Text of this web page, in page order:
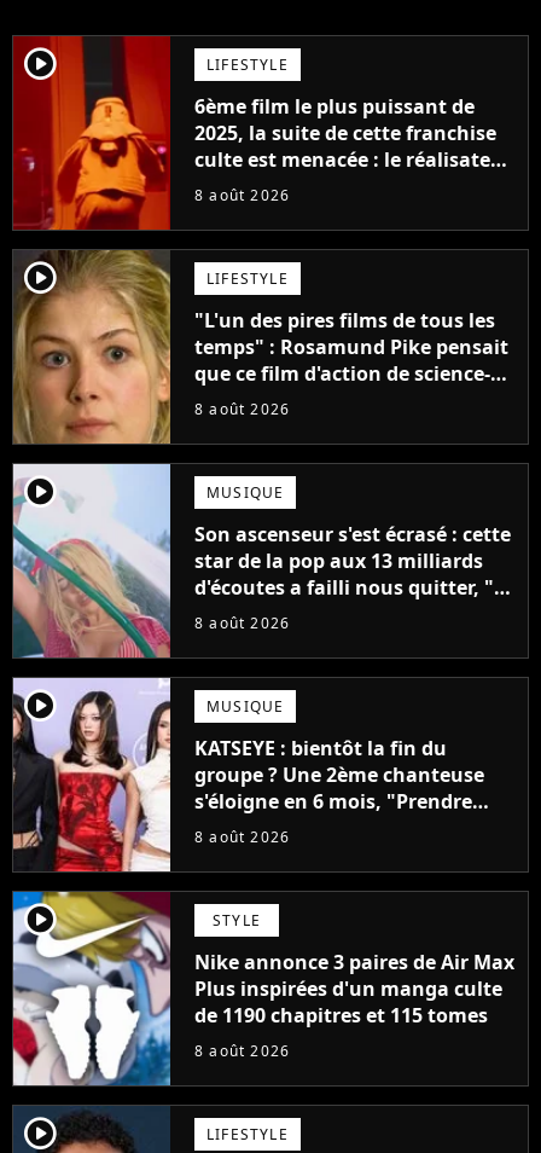
player2 LIFESTYLE
6ème film le plus puissant de
2025, la suite de cette franchise
culte est menacée : le réalisateur
claque la porte pour "différends
8 août 2026
player2 LIFESTYLE
"L'un des pires films de tous les
temps" : Rosamund Pike pensait
que ce film d'action de science-
fiction avec Dwayne Johnson
8 août 2026
player2 MUSIQUE
Son ascenseur s'est écrasé : cette
star de la pop aux 13 milliards
d'écoutes a failli nous quitter, "Je
pensais ne plus jamais chanter"
8 août 2026
player2 MUSIQUE
KATSEYE : bientôt la fin du
groupe ? Une 2ème chanteuse
s'éloigne en 6 mois, "Prendre
cette décision n’a pas été facile"
8 août 2026
player2 STYLE
Nike annonce 3 paires de Air Max
Plus inspirées d'un manga culte
de 1190 chapitres et 115 tomes
8 août 2026
player2 LIFESTYLE